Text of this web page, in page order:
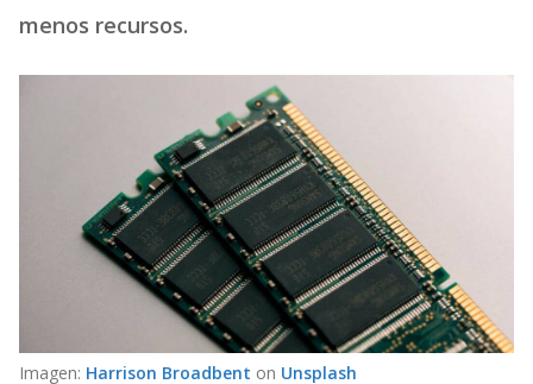
menos recursos.
Imagen: Harrison Broadbent on Unsplash